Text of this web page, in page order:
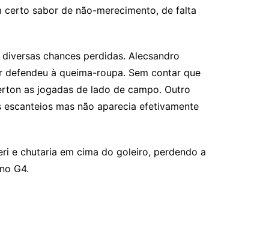
certo sabor de não-merecimento, de falta
chances perdidas. Alecsandro
à queima-roupa. Sem contar que
as jogadas de lado de campo. Outro
mas não aparecia efetivamente
e chutaria em cima do goleiro, perdendo a
G4.